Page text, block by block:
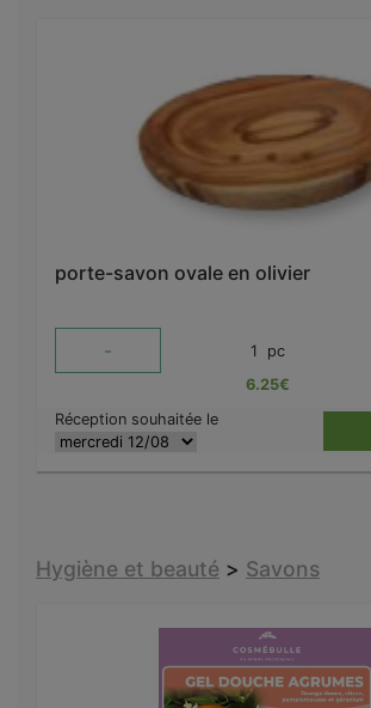
porte-savon ovale en olivier
- 1 pc
6.25€
Réception souhaitée le
Hygiène et beauté > Savons